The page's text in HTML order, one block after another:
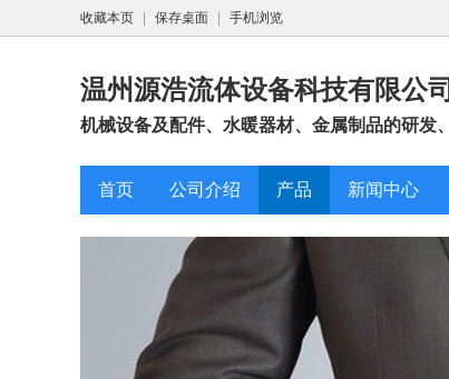
收藏本页 保存桌面 手机浏览
温州源浩流体设备科技有限公司
机械设备及配件、水暖器材、金属制品的研发
首页 公司介绍 产品 新闻中心